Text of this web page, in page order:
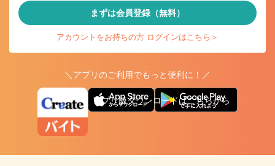
まずは会員登録（無料）
アカウントをお持ちの方 ログインはこちら＞
＼アプリのご利用でもっと便利に！／
アプリ版ダウンロードはこちらから